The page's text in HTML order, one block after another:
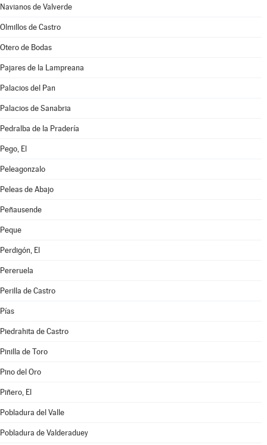
Navianos de Valverde
Olmillos de Castro
Otero de Bodas
Pajares de la Lampreana
Palacios del Pan
Palacios de Sanabria
Pedralba de la Pradería
Pego, El
Peleagonzalo
Peleas de Abajo
Peñausende
Peque
Perdigón, El
Pereruela
Perilla de Castro
Pías
Piedrahita de Castro
Pinilla de Toro
Pino del Oro
Piñero, El
Pobladura del Valle
Pobladura de Valderaduey